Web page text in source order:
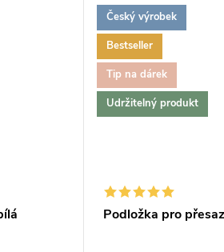
Český výrobek
Bestseller
Tip na dárek
Udržitelný produkt
Podložka pro